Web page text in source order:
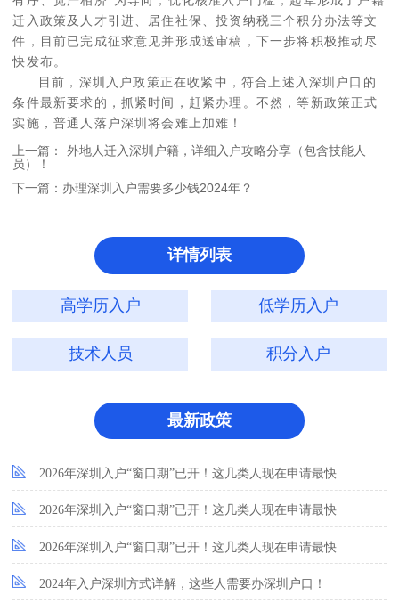
迁入政策及人才引进、居住社保、投资纳税三个积分办法等文
件，目前已完成征求意见并形成送审稿，下一步将积极推动尽
快发布。
目前，深圳入户政策正在收紧中，符合上述入深圳户口的
条件最新要求的，抓紧时间，赶紧办理。不然，等新政策正式
实施，普通人落户深圳将会难上加难！
上一篇：外地人迁入深圳户籍，详细入户攻略分享（包含技能人
员）！
下一篇： 办理深圳入户需要多少钱2024年？
详情列表
高学历入户 低学历入户
技术人员 积分入户
最新政策
2026年深圳入户“窗口期”已开！这几类人现在申请最快
2026年深圳入户“窗口期”已开！这几类人现在申请最快
2026年深圳入户“窗口期”已开！这几类人现在申请最快
2024年入户深圳方式详解，这些人需要办深圳户口！